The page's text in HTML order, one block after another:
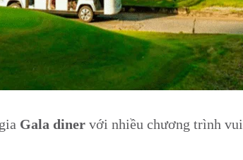
Gala diner với nhiều chương trình